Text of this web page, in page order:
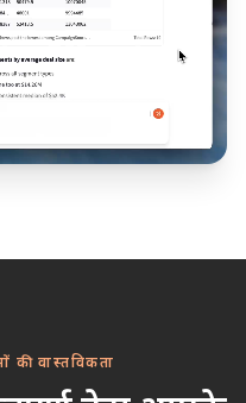
की वास्तविकता